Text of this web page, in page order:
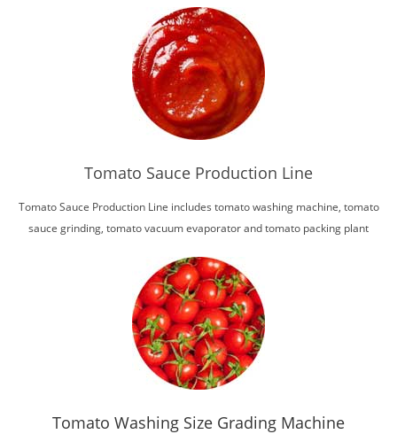
Tomato Sauce Production Line
Tomato Sauce Production Line includes tomato washing machine, tomato
sauce grinding, tomato vacuum evaporator and tomato packing plant
Tomato Washing Size Grading Machine